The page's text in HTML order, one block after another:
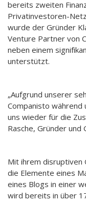
bereits zweiten
Privatinvestoren-
wurde der Gründer
Venture Partner von
neben einem
unterstützt.
„Aufgrund unserer
Companisto während
uns wieder für die
Rasche, Gründer und
Mit ihrem disruptiven
die Elemente eines
eines Blogs in einer
wird bereits in über